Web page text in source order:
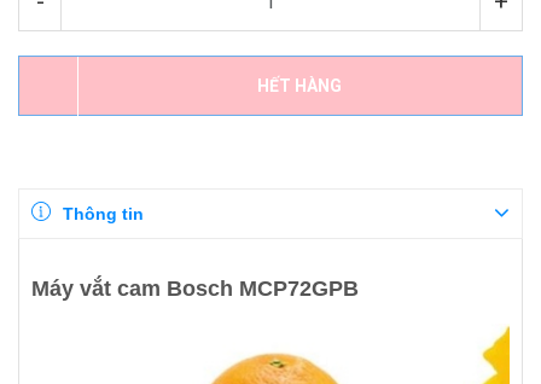
HẾT HÀNG
Thông tin
Máy vắt cam Bosch MCP72GPB